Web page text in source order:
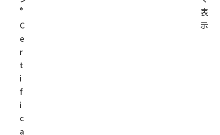
®
C
e
r
t
i
f
i
c
a
表
示